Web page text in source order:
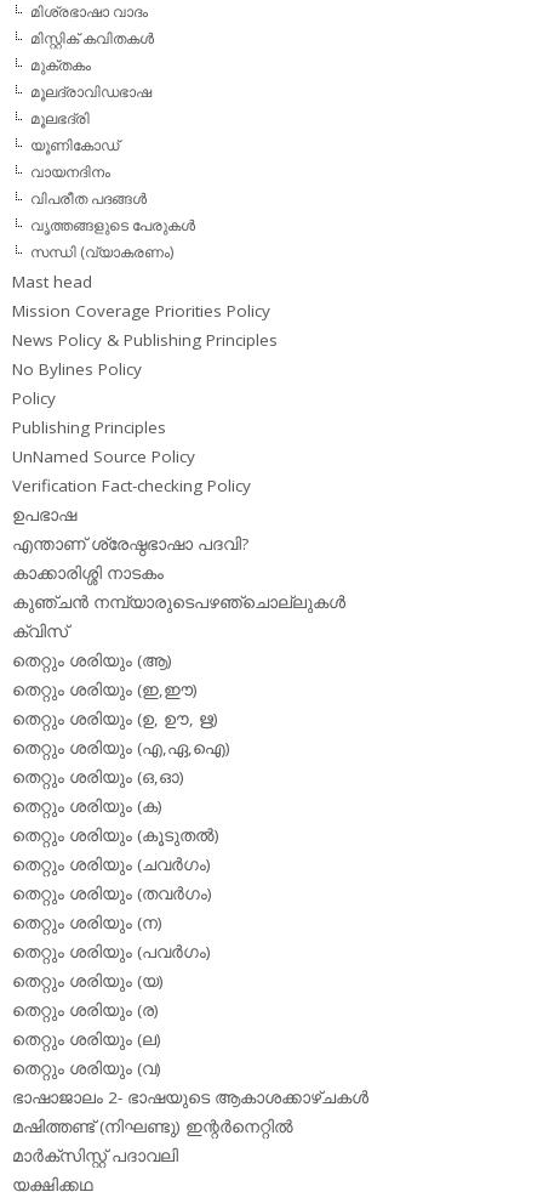
മിശ്രഭാഷാ വാദം
മിസ്റ്റിക് കവിതകള്‍
മുക്തകം
മൂലദ്രാവിഡഭാഷ
മൂലഭദ്രി
യൂണികോഡ്
വായനദിനം
വിപരീത പദങ്ങള്‍
വൃത്തങ്ങളുടെ പേരുകള്‍
സന്ധി (വ്യാകരണം)
Mast head
Mission Coverage Priorities Policy
News Policy & Publishing Principles
No Bylines Policy
Policy
Publishing Principles
UnNamed Source Policy
Verification Fact-checking Policy
ഉപഭാഷ
എന്താണ് ശ്രേഷ്ഠഭാഷാ പദവി?
കാക്കാരിശ്ശി നാടകം
കുഞ്ചന്‍ നമ്പ്യാരുടെപഴഞ്ചൊല്ലുകള്‍
ക്വിസ്
തെറ്റും ശരിയും (ആ)
തെറ്റും ശരിയും (ഇ,ഈ)
തെറ്റും ശരിയും (ഉ, ഊ, ഋ)
തെറ്റും ശരിയും (എ,ഏ,ഐ)
തെറ്റും ശരിയും (ഒ,ഓ)
തെറ്റും ശരിയും (ക)
തെറ്റും ശരിയും (കൂടുതല്‍)
തെറ്റും ശരിയും (ചവര്‍ഗം)
തെറ്റും ശരിയും (തവര്‍ഗം)
തെറ്റും ശരിയും (ന)
തെറ്റും ശരിയും (പവര്‍ഗം)
തെറ്റും ശരിയും (യ)
തെറ്റും ശരിയും (ര)
തെറ്റും ശരിയും (ല)
തെറ്റും ശരിയും (വ)
ഭാഷാജാലം 2- ഭാഷയുടെ ആകാശക്കാഴ്ചകള്‍
മഷിത്തണ്ട് (നിഘണ്ടു) ഇന്റര്‍നെറ്റില്‍
മാര്‍ക്‌സിസ്റ്റ് പദാവലി
യക്ഷിക്കഥ